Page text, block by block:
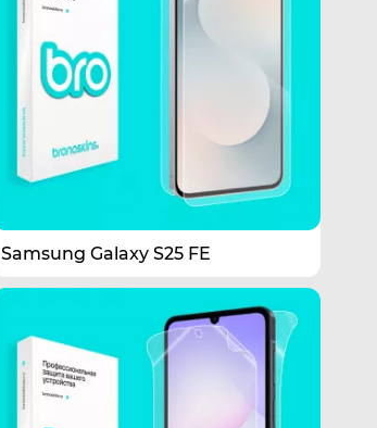
Samsung Galaxy S25 FE